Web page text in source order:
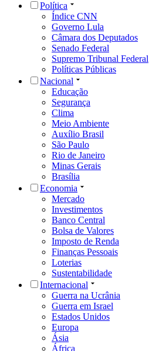
Política
Índice CNN
Governo Lula
Câmara dos Deputados
Senado Federal
Supremo Tribunal Federal
Políticas Públicas
Nacional
Educação
Segurança
Clima
Meio Ambiente
Auxílio Brasil
São Paulo
Rio de Janeiro
Minas Gerais
Brasília
Economia
Mercado
Investimentos
Banco Central
Bolsa de Valores
Imposto de Renda
Finanças Pessoais
Loterias
Sustentabilidade
Internacional
Guerra na Ucrânia
Guerra em Israel
Estados Unidos
Europa
Ásia
África